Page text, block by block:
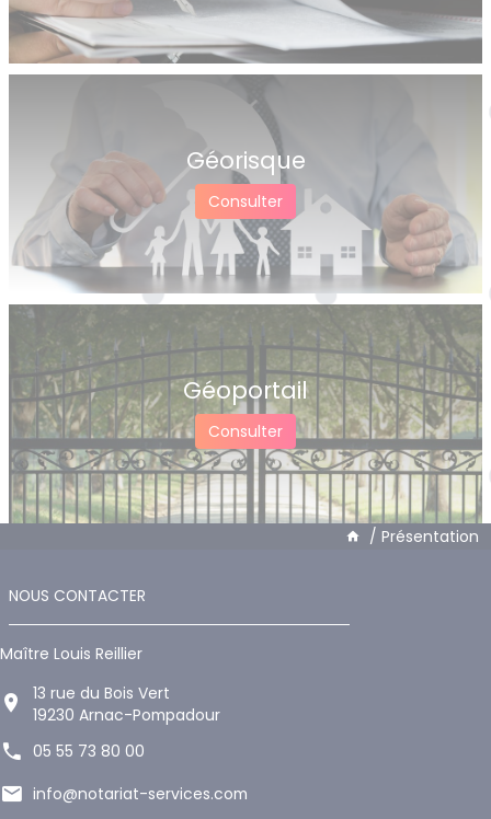
Géorisque
Consulter
Géoportail
Consulter
/ Présentation
NOUS CONTACTER
Maître Louis Reillier
13 rue du Bois Vert
19230 Arnac-Pompadour
05 55 73 80 00
info@notariat-services.com